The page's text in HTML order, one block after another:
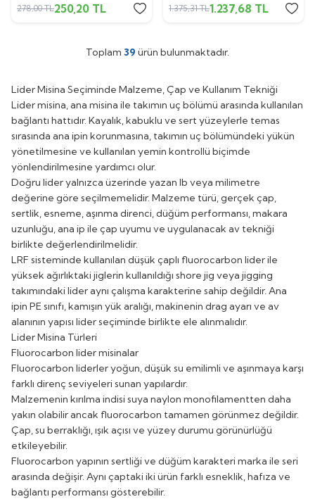
278,00TL250,20 TL
1.375,31TL1.237,68 TL
Toplam 39 ürün bulunmaktadır.
Lider Misina Seçiminde Malzeme, Çap ve Kullanım Tekniği
Lider misina, ana misina ile takımın uç bölümü arasında kullanılan
bağlantı hattıdır. Kayalık, kabuklu ve sert yüzeylerle temas
sırasında ana ipin korunmasına, takımın uç bölümündeki yükün
yönetilmesine ve kullanılan yemin kontrollü biçimde
yönlendirilmesine yardımcı olur.
Doğru lider yalnızca üzerinde yazan lb veya milimetre
değerine göre seçilmemelidir. Malzeme türü, gerçek çap,
sertlik, esneme, aşınma direnci, düğüm performansı, makara
uzunluğu, ana ip ile çap uyumu ve uygulanacak av tekniği
birlikte değerlendirilmelidir.
LRF sisteminde kullanılan düşük çaplı fluorocarbon lider ile
yüksek ağırlıktaki jiglerin kullanıldığı shore jig veya jigging
takımındaki lider aynı çalışma karakterine sahip değildir. Ana
ipin PE sınıfı, kamışın yük aralığı, makinenin drag ayarı ve av
alanının yapısı lider seçiminde birlikte ele alınmalıdır.
Lider Misina Türleri
Fluorocarbon lider misinalar
Fluorocarbon liderler yoğun, düşük su emilimli ve aşınmaya karşı
farklı direnç seviyeleri sunan yapılardır.
Malzemenin kırılma indisi suya naylon monofilamentten daha
yakın olabilir ancak fluorocarbon tamamen görünmez değildir.
Çap, su berraklığı, ışık açısı ve yüzey durumu görünürlüğü
etkileyebilir.
Fluorocarbon yapının sertliği ve düğüm karakteri marka ile seri
arasında değişir. Aynı çaptaki iki ürün farklı esneklik, hafıza ve
bağlantı performansı gösterebilir.